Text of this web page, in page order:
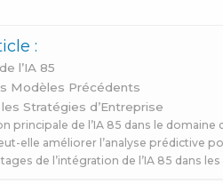
:
l’IA 85
Modèles Précédents
Stratégies d’Entreprise
principale de l’IA 85 dans le domaine
elle améliorer l’analyse prédictive
de l’intégration de l’IA 85 dans